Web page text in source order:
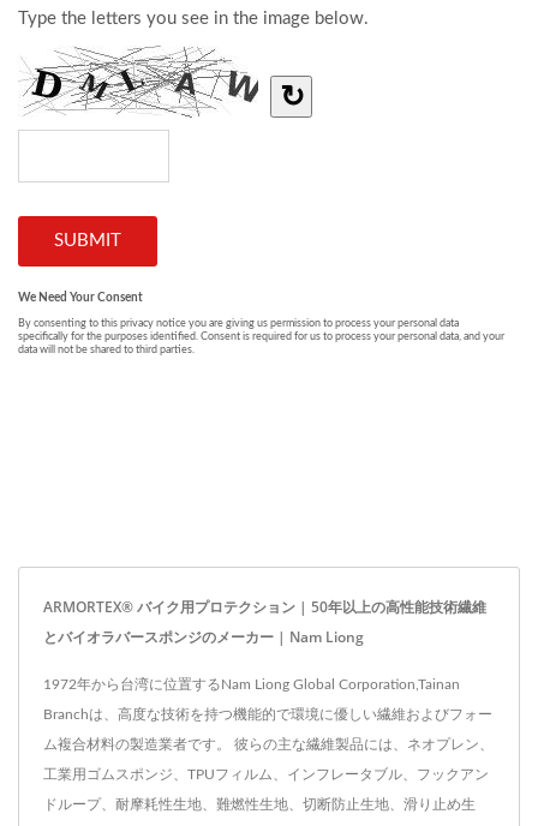
ARMORTEX® バイク用プロテクション | 50年以上の高性能技術繊維
とバイオラバースポンジのメーカー | Nam Liong
1972年から台湾に位置するNam Liong Global Corporation,Tainan
Branchは、高度な技術を持つ機能的で環境に優しい繊維およびフォー
ム複合材料の製造業者です。 彼らの主な繊維製品には、ネオプレン、
工業用ゴムスポンジ、TPUフィルム、インフレータブル、フックアン
ドループ、耐摩耗性生地、難燃性生地、切断防止生地、滑り止め生